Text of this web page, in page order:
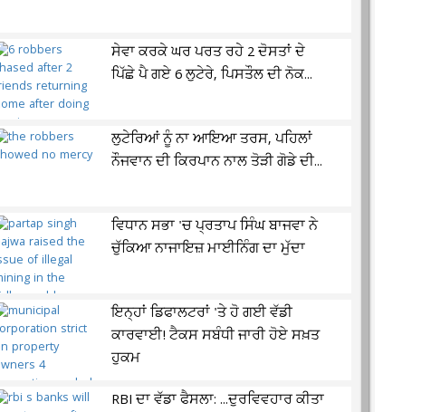
ਸੇਵਾ ਕਰਕੇ ਘਰ ਪਰਤ ਰਹੇ 2 ਦੋਸਤਾਂ ਦੇ
ਪਿੱਛੇ ਪੈ ਗਏ 6 ਲੁਟੇਰੇ, ਪਿਸਤੌਲ ਦੀ ਨੋਕ...
ਲੁਟੇਰਿਆਂ ਨੂੰ ਨਾ ਆਇਆ ਤਰਸ, ਪਹਿਲਾਂ
ਨੌਜਵਾਨ ਦੀ ਕਿਰਪਾਨ ਨਾਲ ਤੋੜੀ ਗੋਡੇ ਦੀ...
ਵਿਧਾਨ ਸਭਾ 'ਚ ਪ੍ਰਤਾਪ ਸਿੰਘ ਬਾਜਵਾ ਨੇ
ਚੁੱਕਿਆ ਨਾਜਾਇਜ਼ ਮਾਈਨਿੰਗ ਦਾ ਮੁੱਦਾ
ਇਨ੍ਹਾਂ ਡਿਫਾਲਟਰਾਂ 'ਤੇ ਹੋ ਗਈ ਵੱਡੀ
ਕਾਰਵਾਈ! ਟੈਕਸ ਸਬੰਧੀ ਜਾਰੀ ਹੋਏ ਸਖ਼ਤ
ਹੁਕਮ
RBI ਦਾ ਵੱਡਾ ਫੈਸਲਾ: ...ਦੁਰਵਿਵਹਾਰ ਕੀਤਾ